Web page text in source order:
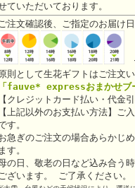
ていただいております。
注文確認後、ご指定のお届け
則として生花ギフトはご注文
「fauve* expressおまかせブ
【クレジットカード払い・代金
【上記以外のお支払い方法】
す。
急ぎのご注文の場合あらかじ
ます。
の日、敬老の日など込み合う
ざいます。 ご了承ください。